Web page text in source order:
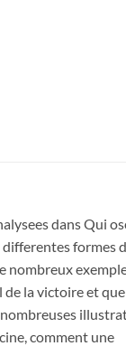
dans Qui
differentes formes
nombreux
de la victoire et
nombreuses
comment une